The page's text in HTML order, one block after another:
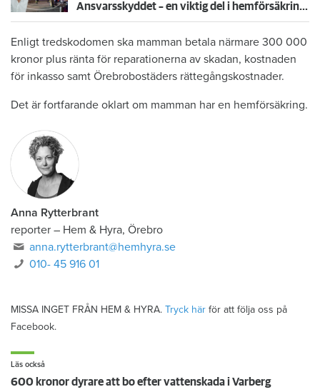
Ansvarsskyddet – en viktig del i hemförsäkringen
Enligt tredskodomen ska mamman betala närmare 300 000
kronor plus ränta för reparationerna av skadan, kostnaden
för inkasso samt Örebrobostäders rättegångskostnader.
Det är fortfarande oklart om mamman har en hemförsäkring.
Anna Rytterbrant
reporter – Hem & Hyra, Örebro
anna.rytterbrant@hemhyra.se
010- 45 916 01
MISSA INGET FRÅN HEM & HYRA. Tryck här för att följa oss på
Facebook.
Läs också
600 kronor dyrare att bo efter vattenskada i Varberg